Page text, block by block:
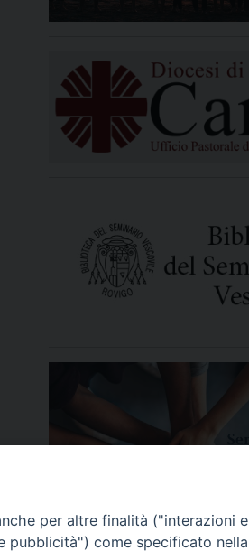
per altre finalità ("interazioni e
pubblicità") come specificato nella